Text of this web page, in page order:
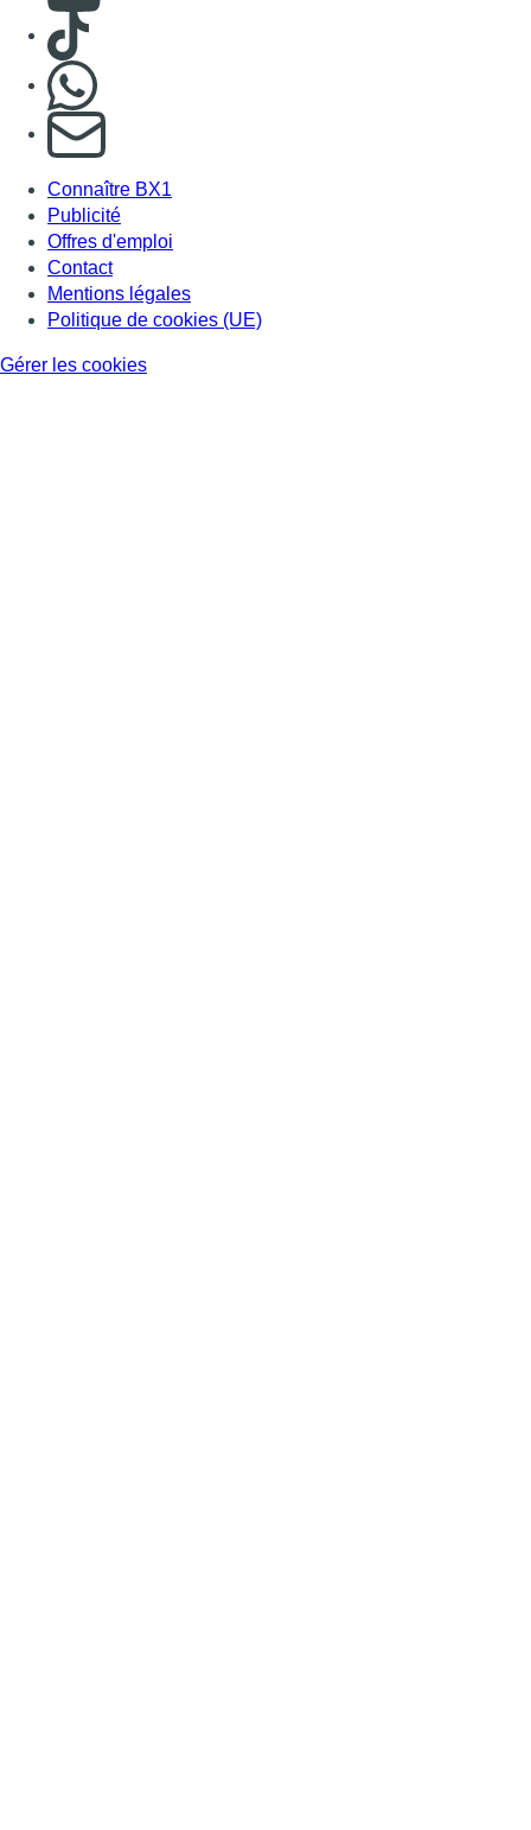
Consulter TikTok
S'abonner à notre newsletter
Connaître BX1
Publicité
Offres d'emploi
Contact
Mentions légales
Politique de cookies (UE)
Gérer les cookies